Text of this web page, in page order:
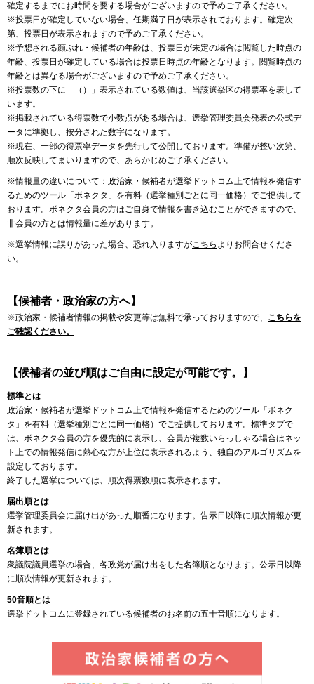
確定するまでにお時間を要する場合がございますので予めご了承ください。
※投票日が確定していない場合、任期満了日が表示されております。確定次
第、投票日が表示されますので予めご了承ください。
※予想される顔ぶれ・候補者の年齢は、投票日が未定の場合は閲覧した時点の
年齢、投票日が確定している場合は投票日時点の年齢となります。閲覧時点の
年齢とは異なる場合がございますので予めご了承ください。
※投票数の下に「（）」表示されている数値は、当該選挙区の得票率を表して
います。
※掲載されている得票数で小数点がある場合は、選挙管理委員会発表の公式デ
ータに準拠し、按分された数字になります。
※現在、一部の得票率データを先行して公開しております。準備が整い次第、
順次反映してまいりますので、あらかじめご了承ください。
※情報量の違いについて：政治家・候補者が選挙ドットコム上で情報を発信す
るためのツール 「ボネクタ」 を有料（選挙種別ごとに同一価格）でご提供して
おります。ボネクタ会員の方はご自身で情報を書き込むことができますので、
非会員の方とは情報量に差があります。
※選挙情報に誤りがあった場合、恐れ入りますがこちら よりお問合せくださ
い。
【候補者・政治家の方へ】
※政治家・候補者情報の掲載や変更等は無料で承っておりますので、 こちらを
ご確認ください。
【候補者の並び順はご自由に設定が可能です。】
標準とは
政治家・候補者が選挙ドットコム上で情報を発信するためのツール「ボネク
タ」を有料（選挙種別ごとに同一価格）でご提供しております。標準タブで
は、ボネクタ会員の方を優先的に表示し、会員が複数いらっしゃる場合はネッ
ト上での情報発信に熱心な方が上位に表示されるよう、独自のアルゴリズムを
設定しております。
終了した選挙については、順次得票数順に表示されます。
届出順とは
選挙管理委員会に届け出があった順番になります。告示日以降に順次情報が更
新されます。
名簿順とは
衆議院議員選挙の場合、各政党が届け出をした名簿順となります。公示日以降
に順次情報が更新されます。
50音順とは
選挙ドットコムに登録されている候補者のお名前の五十音順になります。